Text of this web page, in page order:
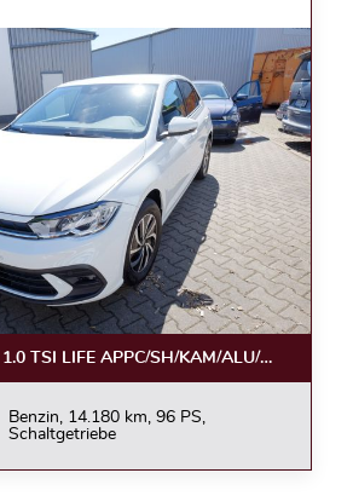
TSI LIFE APPC/SH/KAM/ALU/LED
Benzin, 14.180 km, 96 PS,
Schaltgetriebe